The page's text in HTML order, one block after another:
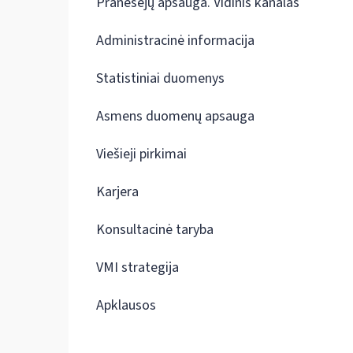
Administracinė informacija
Statistiniai duomenys
Asmens duomenų apsauga
Viešieji pirkimai
Karjera
Konsultacinė taryba
VMI strategija
Apklausos